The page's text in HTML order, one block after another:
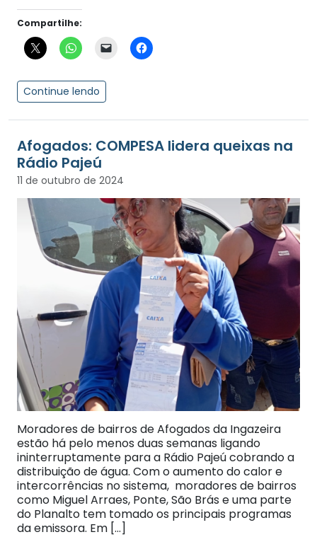
Compartilhe:
Continue lendo
Afogados: COMPESA lidera queixas na
Rádio Pajeú
11 de outubro de 2024
Moradores de bairros de Afogados da Ingazeira
estão há pelo menos duas semanas ligando
ininterruptamente para a Rádio Pajeú cobrando a
distribuição de água. Com o aumento do calor e
intercorrências no sistema, moradores de bairros
como Miguel Arraes, Ponte, São Brás e uma parte
do Planalto tem tomado os principais programas
da emissora. Em […]